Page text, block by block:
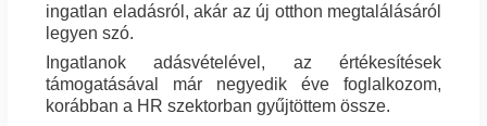
ingatlan eladásról, akár az új otthon megtalálásáról
legyen szó.
Ingatlanok adásvételével, az értékesítések
támogatásával már negyedik éve foglalkozom,
korábban a HR szektorban gyűjtöttem össze.